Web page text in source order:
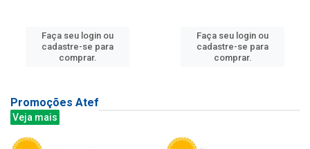
Faça seu login ou
cadastre-se para
comprar.
Faça seu login ou
cadastre-se para
comprar.
Promoções Atef
Veja mais